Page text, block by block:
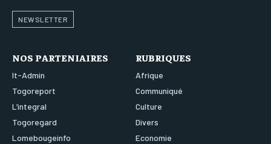
NEWSLETTER
NOS PARTENIAIRES
It-Admin
Togoreport
L’integral
Togoregard
Lomebougeinfo
RUBRIQUES
Afrique
Communiqué
Culture
Divers
Economie